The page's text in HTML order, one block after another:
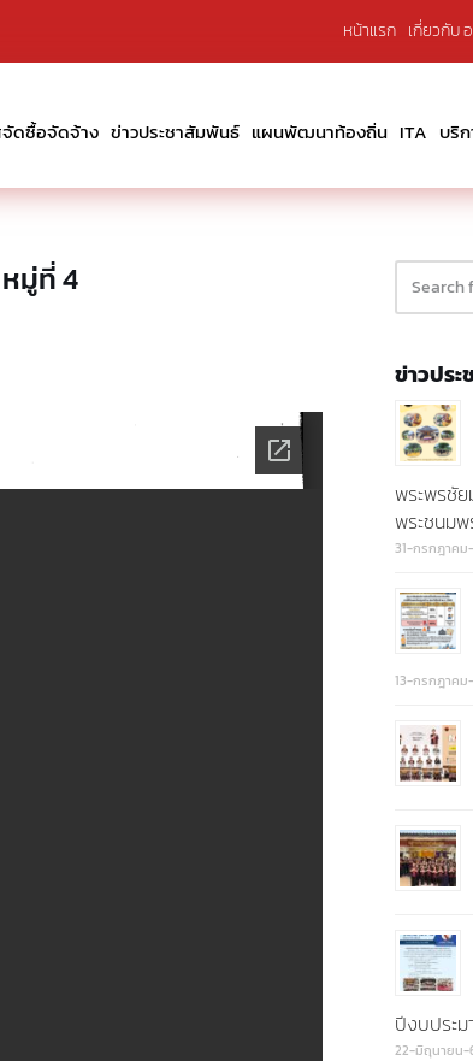
หน้าแรก เกี่ยวกับ
จัดซื้อจัดจ้าง ข่าวประชาสัมพันธ์ แผนพัฒนาท้องถิ่น ITA บริ
มู่ที่ 4
ข่าวปร
พระพรชัย
พระชนม
31-กรกฎาคม
13-กรกฎาคม
ปีงบประ
22-มิถุนายน-